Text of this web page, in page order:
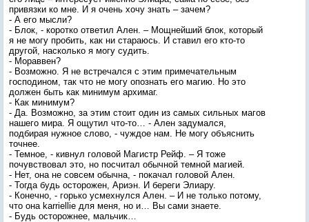
привязки ко мне. И я очень хочу знать – зачем?
- А его мысли?
- Блок, - коротко ответил Ален. – Мощнейший блок, который
я не могу пробить, как ни стараюсь. И ставил его кто-то
другой, насколько я могу судить.
- Мораввен?
- Возможно. Я не встречался с этим примечательным
господином, так что не могу опознать его магию. Но это
должен быть как минимум архимаг.
- Как минимум?
- Да. Возможно, за этим стоит один из самых сильных магов
нашего мира. Я ощутил что-то… - Ален задумался,
подбирая нужное слово, - чуждое нам. Не могу объяснить
точнее.
- Темное, - кивнул головой Магистр Рейф. – Я тоже
почувствовал это, но посчитал обычной темной магией.
- Нет, она не совсем обычна, - покачал головой Ален.
- Тогда будь осторожен, Ариэн. И береги Элиару.
- Конечно, - горько усмехнулся Ален. – И не только потому,
что она karriellie для меня, но и… Вы сами знаете.
- Будь осторожнее, мальчик…